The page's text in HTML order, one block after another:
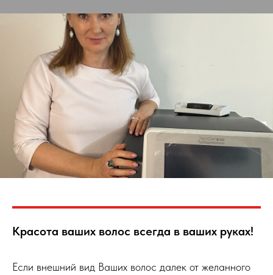
Красота ваших волос всегда в ваших руках!
Если внешний вид Ваших волос далек от желанного